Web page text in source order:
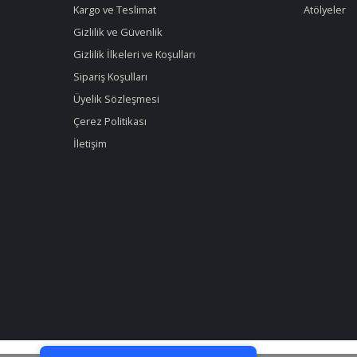
7/24 Canlı Destek
Kargo ve Teslimat
Gizlilik ve Güvenlik
Gizlilik İlkeleri ve Koşulları
Sipariş Koşulları
Üyelik Sözleşmesi
Çerez Politikası
İletişim
Atölyeler